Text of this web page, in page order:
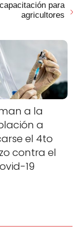
para
agricultores
a la
a
el 4to
contra el
19